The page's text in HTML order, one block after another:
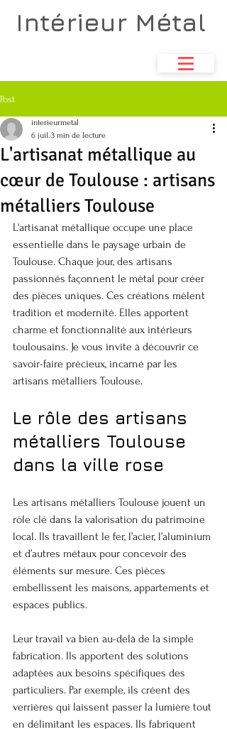
Intérieur Métal
Post
L'artisanat métallique au
cœur de Toulouse : artisans
métalliers Toulouse
interieurmetal
6 juil.3 min de lecture
L'artisanat métallique occupe une place
essentielle dans le paysage urbain de
Toulouse. Chaque jour, des artisans
passionnés façonnent le métal pour créer
des pièces uniques. Ces créations mêlent
tradition et modernité. Elles apportent
charme et fonctionnalité aux intérieurs
toulousains. Je vous invite à découvrir ce
savoir-faire précieux, incarné par les
artisans métalliers Toulouse.
Le rôle des artisans
métalliers Toulouse
dans la ville rose
Les artisans métalliers Toulouse jouent un
rôle clé dans la valorisation du patrimoine
local. Ils travaillent le fer, l’acier, l’aluminium
et d’autres métaux pour concevoir des
éléments sur mesure. Ces pièces
embellissent les maisons, appartements et
espaces publics.
Leur travail va bien au-delà de la simple
fabrication. Ils apportent des solutions
adaptées aux besoins spécifiques des
particuliers. Par exemple, ils créent des
verrières qui laissent passer la lumière tout
en délimitant les espaces. Ils fabriquent